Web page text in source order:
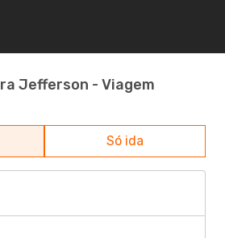
Jefferson - Viagem
Só ida